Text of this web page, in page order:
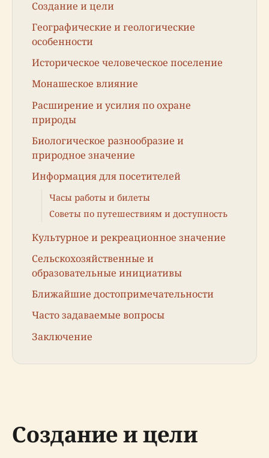
Создание и цели
Географические и геологические
особенности
Историческое человеческое поселение
Монашеское влияние
Расширение и усилия по охране
природы
Биологическое разнообразие и
природное значение
Информация для посетителей
Часы работы и билеты
Советы по путешествиям и доступность
Культурное и рекреационное значение
Сельскохозяйственные и
образовательные инициативы
Ближайшие достопримечательности
Часто задаваемые вопросы
Заключение
Создание и цели